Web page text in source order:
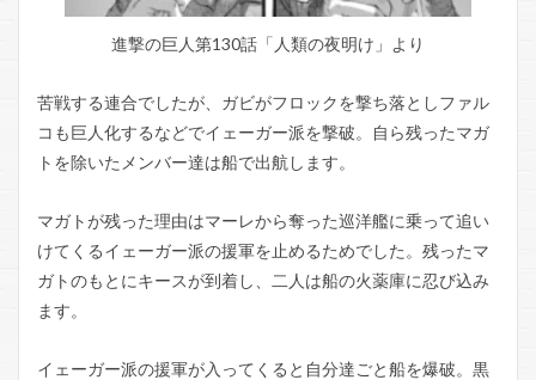
進撃の巨人第130話「人類の夜明け」より
苦戦する連合でしたが、ガビがフロックを撃ち落としファル
コも巨人化するなどでイェーガー派を撃破。自ら残ったマガ
トを除いたメンバー達は船で出航します。
マガトが残った理由はマーレから奪った巡洋艦に乗って追い
けてくるイェーガー派の援軍を止めるためでした。残ったマ
ガトのもとにキースが到着し、二人は船の火薬庫に忍び込み
ます。
イェーガー派の援軍が入ってくると自分達ごと船を爆破。黒